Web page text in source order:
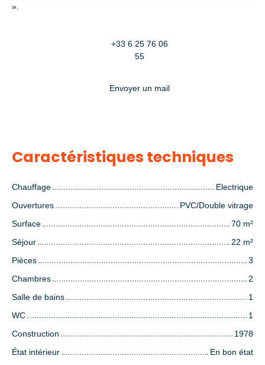
».
+33 6 25 76 06
55
Envoyer un mail
Caractéristiques techniques
Chauffage
Electrique
Ouvertures
PVC/Double vitrage
Surface
70 m²
Séjour
22 m²
Pièces
3
Chambres
2
Salle de bains
1
WC
1
Construction
1978
État intérieur
En bon état